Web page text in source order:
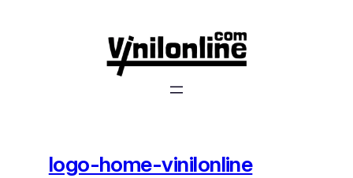
logo-home-vinilonline